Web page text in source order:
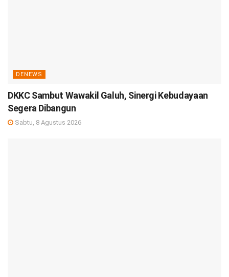
DENEWS
DKKC Sambut Wawakil Galuh, Sinergi Kebudayaan
Segera Dibangun
Sabtu, 8 Agustus 2026